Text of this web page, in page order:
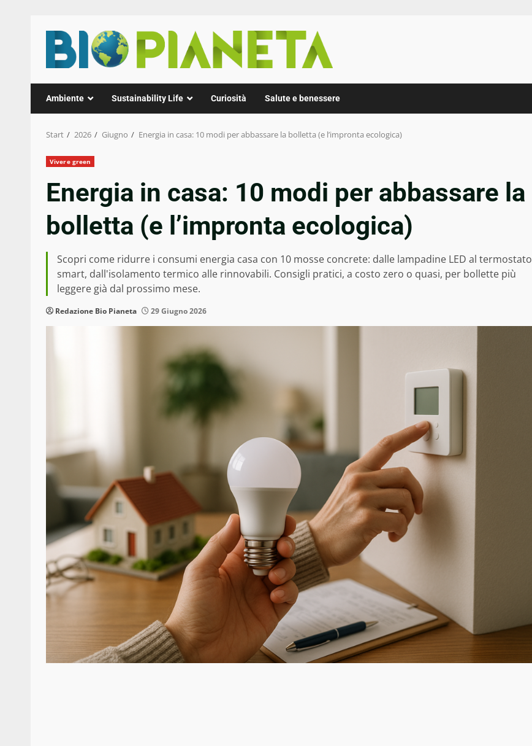
Inhalt
springen
Ambiente Sustainability Life Curiosità Salute e benessere
Start 2026 Giugno Energia in casa: 10 modi per abbassare la bolletta (e l’impronta ecologica)
Vivere green
Energia in casa: 10 modi per abbassare la
bolletta (e l’impronta ecologica)
Scopri come ridurre i consumi energia casa con 10 mosse concrete: dalle lampadine LED al termostato
smart, dall'isolamento termico alle rinnovabili. Consigli pratici, a costo zero o quasi, per bollette più
leggere già dal prossimo mese.
Redazione Bio Pianeta 29 Giugno 2026